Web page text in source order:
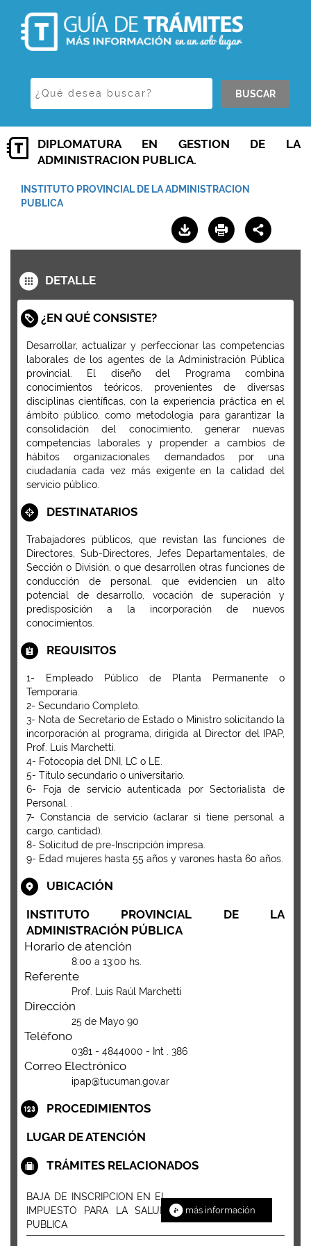
BUSCAR
DIPLOMATURA EN GESTION DE LA
ADMINISTRACION PUBLICA.
INSTITUTO PROVINCIAL DE LA ADMINISTRACION
PUBLICA
DETALLE
¿EN QUÉ CONSISTE?
Desarrollar, actualizar y perfeccionar las competencias
laborales de los agentes de la Administración Pública
provincial. El diseño del Programa combina
conocimientos teóricos, provenientes de diversas
disciplinas científicas, con la experiencia práctica en el
ámbito público, como metodología para garantizar la
consolidación del conocimiento, generar nuevas
competencias laborales y propender a cambios de
hábitos organizacionales demandados por una
ciudadanía cada vez más exigente en la calidad del
servicio público.
DESTINATARIOS
Trabajadores públicos, que revistan las funciones de
Directores, Sub-Directores, Jefes Departamentales, de
Sección o División, o que desarrollen otras funciones de
conducción de personal, que evidencien un alto
potencial de desarrollo, vocación de superación y
predisposición a la incorporación de nuevos
conocimientos.
REQUISITOS
1- Empleado Público de Planta Permanente o
Temporaria.
2- Secundario Completo.
3- Nota de Secretario de Estado o Ministro solicitando la
incorporación al programa, dirigida al Director del IPAP,
Prof. Luis Marchetti.
4- Fotocopia del DNI, LC o LE.
5- Título secundario o universitario.
6- Foja de servicio autenticada por Sectorialista de
Personal. .
7- Constancia de servicio (aclarar si tiene personal a
cargo, cantidad).
8- Solicitud de pre-Inscripción impresa.
9- Edad mujeres hasta 55 años y varones hasta 60 años.
UBICACIÓN
INSTITUTO PROVINCIAL DE LA
ADMINISTRACIÓN PÚBLICA
Horario de atención
8:00 a 13:00 hs.
Referente
Prof. Luis Raúl Marchetti
Dirección
25 de Mayo 90
Teléfono
0381 - 4844000 - Int . 386
Correo Electrónico
ipap@tucuman.gov.ar
PROCEDIMIENTOS
LUGAR DE ATENCIÓN
TRÁMITES RELACIONADOS
BAJA DE INSCRIPCION EN EL
IMPUESTO PARA LA SALUD
PUBLICA
más información